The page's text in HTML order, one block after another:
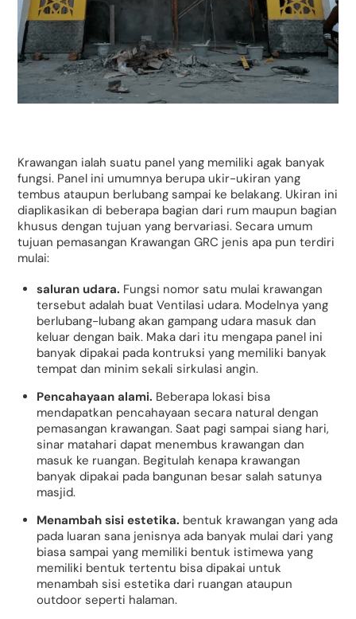
Krawangan ialah suatu panel yang memiliki agak banyak
fungsi. Panel ini umumnya berupa ukir-ukiran yang
tembus ataupun berlubang sampai ke belakang. Ukiran ini
diaplikasikan di beberapa bagian dari rum maupun bagian
khusus dengan tujuan yang bervariasi. Secara umum
tujuan pemasangan Krawangan GRC jenis apa pun terdiri
mulai:
saluran udara. Fungsi nomor satu mulai krawangan
tersebut adalah buat Ventilasi udara. Modelnya yang
berlubang-lubang akan gampang udara masuk dan
keluar dengan baik. Maka dari itu mengapa panel ini
banyak dipakai pada kontruksi yang memiliki banyak
tempat dan minim sekali sirkulasi angin.
Pencahayaan alami. Beberapa lokasi bisa
mendapatkan pencahayaan secara natural dengan
pemasangan krawangan. Saat pagi sampai siang hari,
sinar matahari dapat menembus krawangan dan
masuk ke ruangan. Begitulah kenapa krawangan
banyak dipakai pada bangunan besar salah satunya
masjid.
Menambah sisi estetika. bentuk krawangan yang ada
pada luaran sana jenisnya ada banyak mulai dari yang
biasa sampai yang memiliki bentuk istimewa yang
memiliki bentuk tertentu bisa dipakai untuk
menambah sisi estetika dari ruangan ataupun
outdoor seperti halaman.